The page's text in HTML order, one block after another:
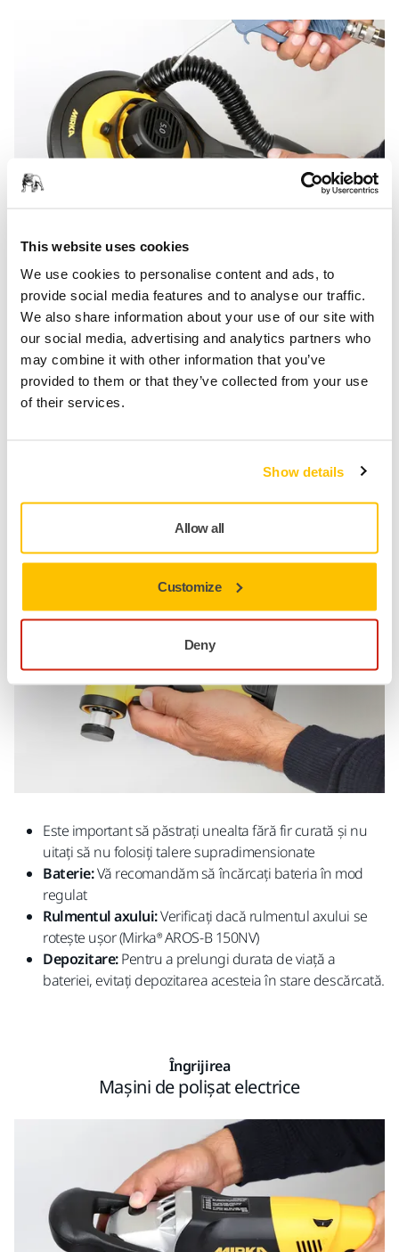
This website uses cookies
We use cookies to personalise content and ads, to
provide social media features and to analyse our traffic.
We also share information about your use of our site with
our social media, advertising and analytics partners who
may combine it with other information that you’ve
provided to them or that they’ve collected from your use
of their services.
Show details
Allow all
Customize
Deny
Păstrați canalele de aer curate prin suflare cu aer
comprimat
Schimbarea talerului:Verificați starea acestuia și, dacă
este necesar, schimbați talerul pentru performanțe
optime de șlefuire
Utilizarea/manipularea cablului electric:Manevrați
cu grijă, cablul nu trebuie să fie îndoit și răsucit brusc
Instrumente fără fir
Este important să păstrați unealta fără fir curată și nu
uitați să nu folosiți talere supradimensionate
Baterie:Vă recomandăm să încărcați bateria în mod
regulat
Rulmentul axului:Verificați dacă rulmentul axului se
rotește ușor (Mirka® AROS-B 150NV)
Depozitare:Pentru a prelungi durata de viață a
bateriei, evitați depozitarea acesteia în stare descărcată.
Îngrijirea
Mașini de polișat electrice